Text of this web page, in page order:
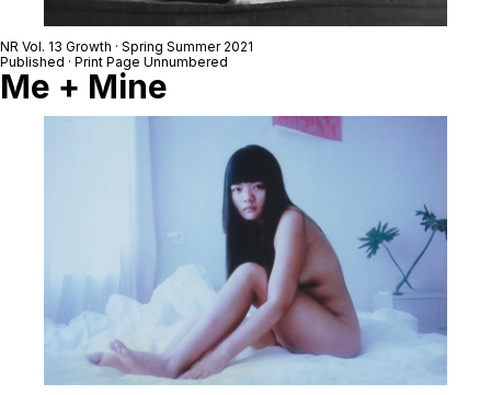
NR Vol. 13 Growth · Spring Summer 2021
Published · Print Page Unnumbered
Me + Mine